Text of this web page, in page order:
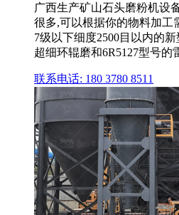
广西生产矿山石头磨粉机设
很多,可以根据你的物料加工
7级以下细度2500目以内的
超细环辊磨和6R5127型号的
联系电话: 180 3780 8511